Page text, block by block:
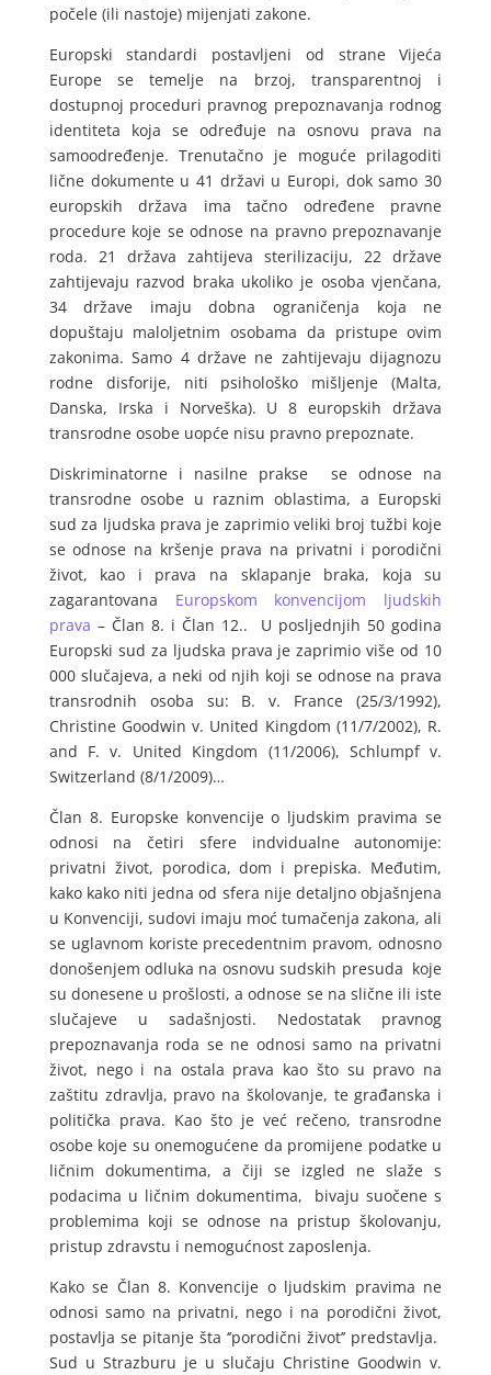
počele (ili nastoje) mijenjati zakone.
Europski standardi postavljeni od strane Vijeća
Europe se temelje na brzoj, transparentnoj i
dostupnoj proceduri pravnog prepoznavanja rodnog
identiteta koja se određuje na osnovu prava na
samoodređenje. Trenutačno je moguće prilagoditi
lične dokumente u 41 državi u Europi, dok samo 30
europskih država ima tačno određene pravne
procedure koje se odnose na pravno prepoznavanje
roda. 21 država zahtijeva sterilizaciju, 22 države
zahtijevaju razvod braka ukoliko je osoba vjenčana,
34 države imaju dobna ograničenja koja ne
dopuštaju maloljetnim osobama da pristupe ovim
zakonima. Samo 4 države ne zahtijevaju dijagnozu
rodne disforije, niti psihološko mišljenje (Malta,
Danska, Irska i Norveška). U 8 europskih država
transrodne osobe uopće nisu pravno prepoznate.
Diskriminatorne i nasilne prakse se odnose na
transrodne osobe u raznim oblastima, a Europski
sud za ljudska prava je zaprimio veliki broj tužbi koje
se odnose na kršenje prava na privatni i porodični
život, kao i prava na sklapanje braka, koja su
zagarantovana Europskom konvencijom ljudskih
prava – Član 8. i Član 12.. U posljednjih 50 godina
Europski sud za ljudska prava je zaprimio više od 10
000 slučajeva, a neki od njih koji se odnose na prava
transrodnih osoba su: B. v. France (25/3/1992),
Christine Goodwin v. United Kingdom (11/7/2002), R.
and F. v. United Kingdom (11/2006), Schlumpf v.
Switzerland (8/1/2009)…
Član 8. Europske konvencije o ljudskim pravima se
odnosi na četiri sfere indvidualne autonomije:
privatni život, porodica, dom i prepiska. Međutim,
kako kako niti jedna od sfera nije detaljno objašnjena
u Konvenciji, sudovi imaju moć tumačenja zakona, ali
se uglavnom koriste precedentnim pravom, odnosno
donošenjem odluka na osnovu sudskih presuda koje
su donesene u prošlosti, a odnose se na slične ili iste
slučajeve u sadašnjosti. Nedostatak pravnog
prepoznavanja roda se ne odnosi samo na privatni
život, nego i na ostala prava kao što su pravo na
zaštitu zdravlja, pravo na školovanje, te građanska i
politička prava. Kao što je već rečeno, transrodne
osobe koje su onemogućene da promijene podatke u
ličnim dokumentima, a čiji se izgled ne slaže s
podacima u ličnim dokumentima, bivaju suočene s
problemima koji se odnose na pristup školovanju,
pristup zdravstu i nemogućnost zaposlenja.
Kako se Član 8. Konvencije o ljudskim pravima ne
odnosi samo na privatni, nego i na porodični život,
postavlja se pitanje šta ‘’porodični život’’ predstavlja.
Sud u Strazburu je u slučaju Christine Goodwin v.